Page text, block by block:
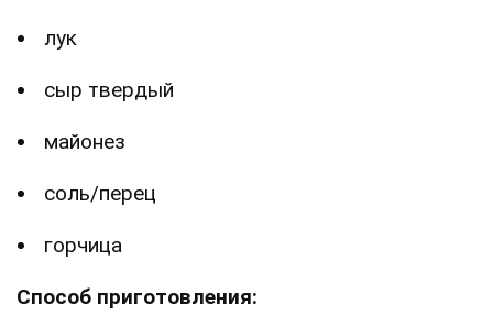
лук
сыр твердый
майонез
соль/перец
горчица
Способ приготовления: